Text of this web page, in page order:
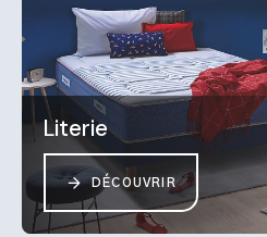
Literie
DÉCOUVRIR